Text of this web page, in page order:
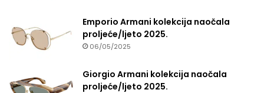
Emporio Armani kolekcija naočala
proljeće/ljeto 2025.
06/05/2025
Giorgio Armani kolekcija naočala
proljeće/ljeto 2025.